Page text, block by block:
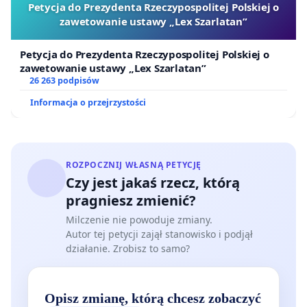
podpisujemy gwarantują kierownikom planu
uprawnienie do dysponowania naszym czasem do
12 godzin dziennie! Nierzadko się zdarza, że
przebywając na planie 10-12 godzin, większość
czasu spędzamy tam bezczynnie, ponieważ osoby
odpowiedzialne za organizację dnia pracy na planie
aby plan zorganizować tak, abyśmy nie oczekiwali
po kilka/kilkanaście godzin na wejście na plan.
Na planach różnie bywa w zakresie warunków BHP.
Nie na wszystkich mamy dostęp do pomieszczeń
umożliwiających nam w złych warunkach
atmosferycznych czekanie na wejście na plan, jak
również do WC. Domagamy się zatem
odpowiednich zapisów, aby i te sprawy były
Petycja do Prezydenta Rzeczypospolitej Polskiej o
zawetowanie ustawy „Lex Szarlatan”
Petycja do Prezydenta Rzeczypospolitej Polskiej o
zawetowanie ustawy „Lex Szarlatan”
26 263 podpisów
Informacja o przejrzystości
ROZPOCZNIJ WŁASNĄ PETYCJĘ
Czy jest jakaś rzecz, którą
pragniesz zmienić?
Milczenie nie powoduje zmiany.
Autor tej petycji zajął stanowisko i podjął
działanie. Zrobisz to samo?
Opisz zmianę, którą chcesz zobaczyć